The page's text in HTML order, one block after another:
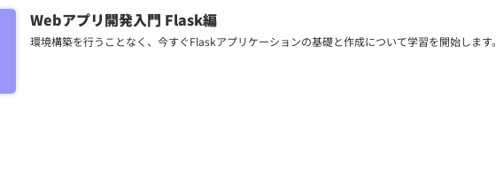
個人向けプラン
Webアプリ開発入門 Flask編
環境構築を行うことなく、今すぐFlaskアプリケーションの基礎と作成について学習を開始します。